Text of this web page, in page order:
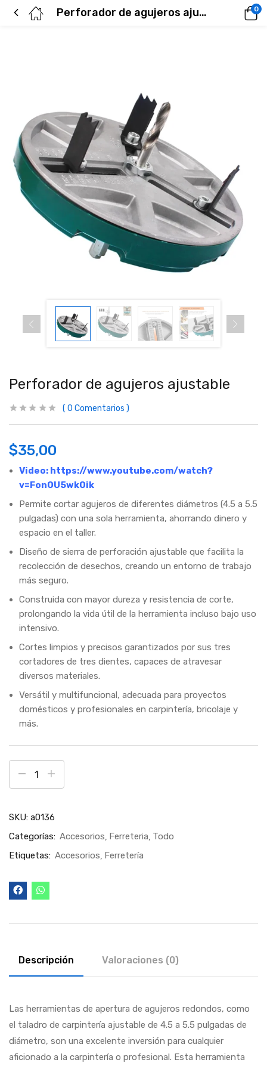
Perforador de agujeros ajustable 0
Perforador de agujeros ajustable
0 Comentarios
$35,00
Video: https://www.youtube.com/watch?
v=FonOU5wkOik
Permite cortar agujeros de diferentes diámetros (4.5 a 5.5
pulgadas) con una sola herramienta, ahorrando dinero y
espacio en el taller.
Diseño de sierra de perforación ajustable que facilita la
recolección de desechos, creando un entorno de trabajo
más seguro.
Construida con mayor dureza y resistencia de corte,
prolongando la vida útil de la herramienta incluso bajo uso
intensivo.
Cortes limpios y precisos garantizados por sus tres
cortadores de tres dientes, capaces de atravesar
diversos materiales.
Versátil y multifuncional, adecuada para proyectos
domésticos y profesionales en carpintería, bricolaje y
más.
SKU: a0136
Categorías: Accesorios Ferreteria Todo
Etiquetas: Accesorios Ferretería
Descripción Valoraciones (0)
Las herramientas de apertura de agujeros redondos, como
el taladro de carpintería ajustable de 4.5 a 5.5 pulgadas de
diámetro, son una excelente inversión para cualquier
aficionado a la carpintería o profesional. Esta herramienta